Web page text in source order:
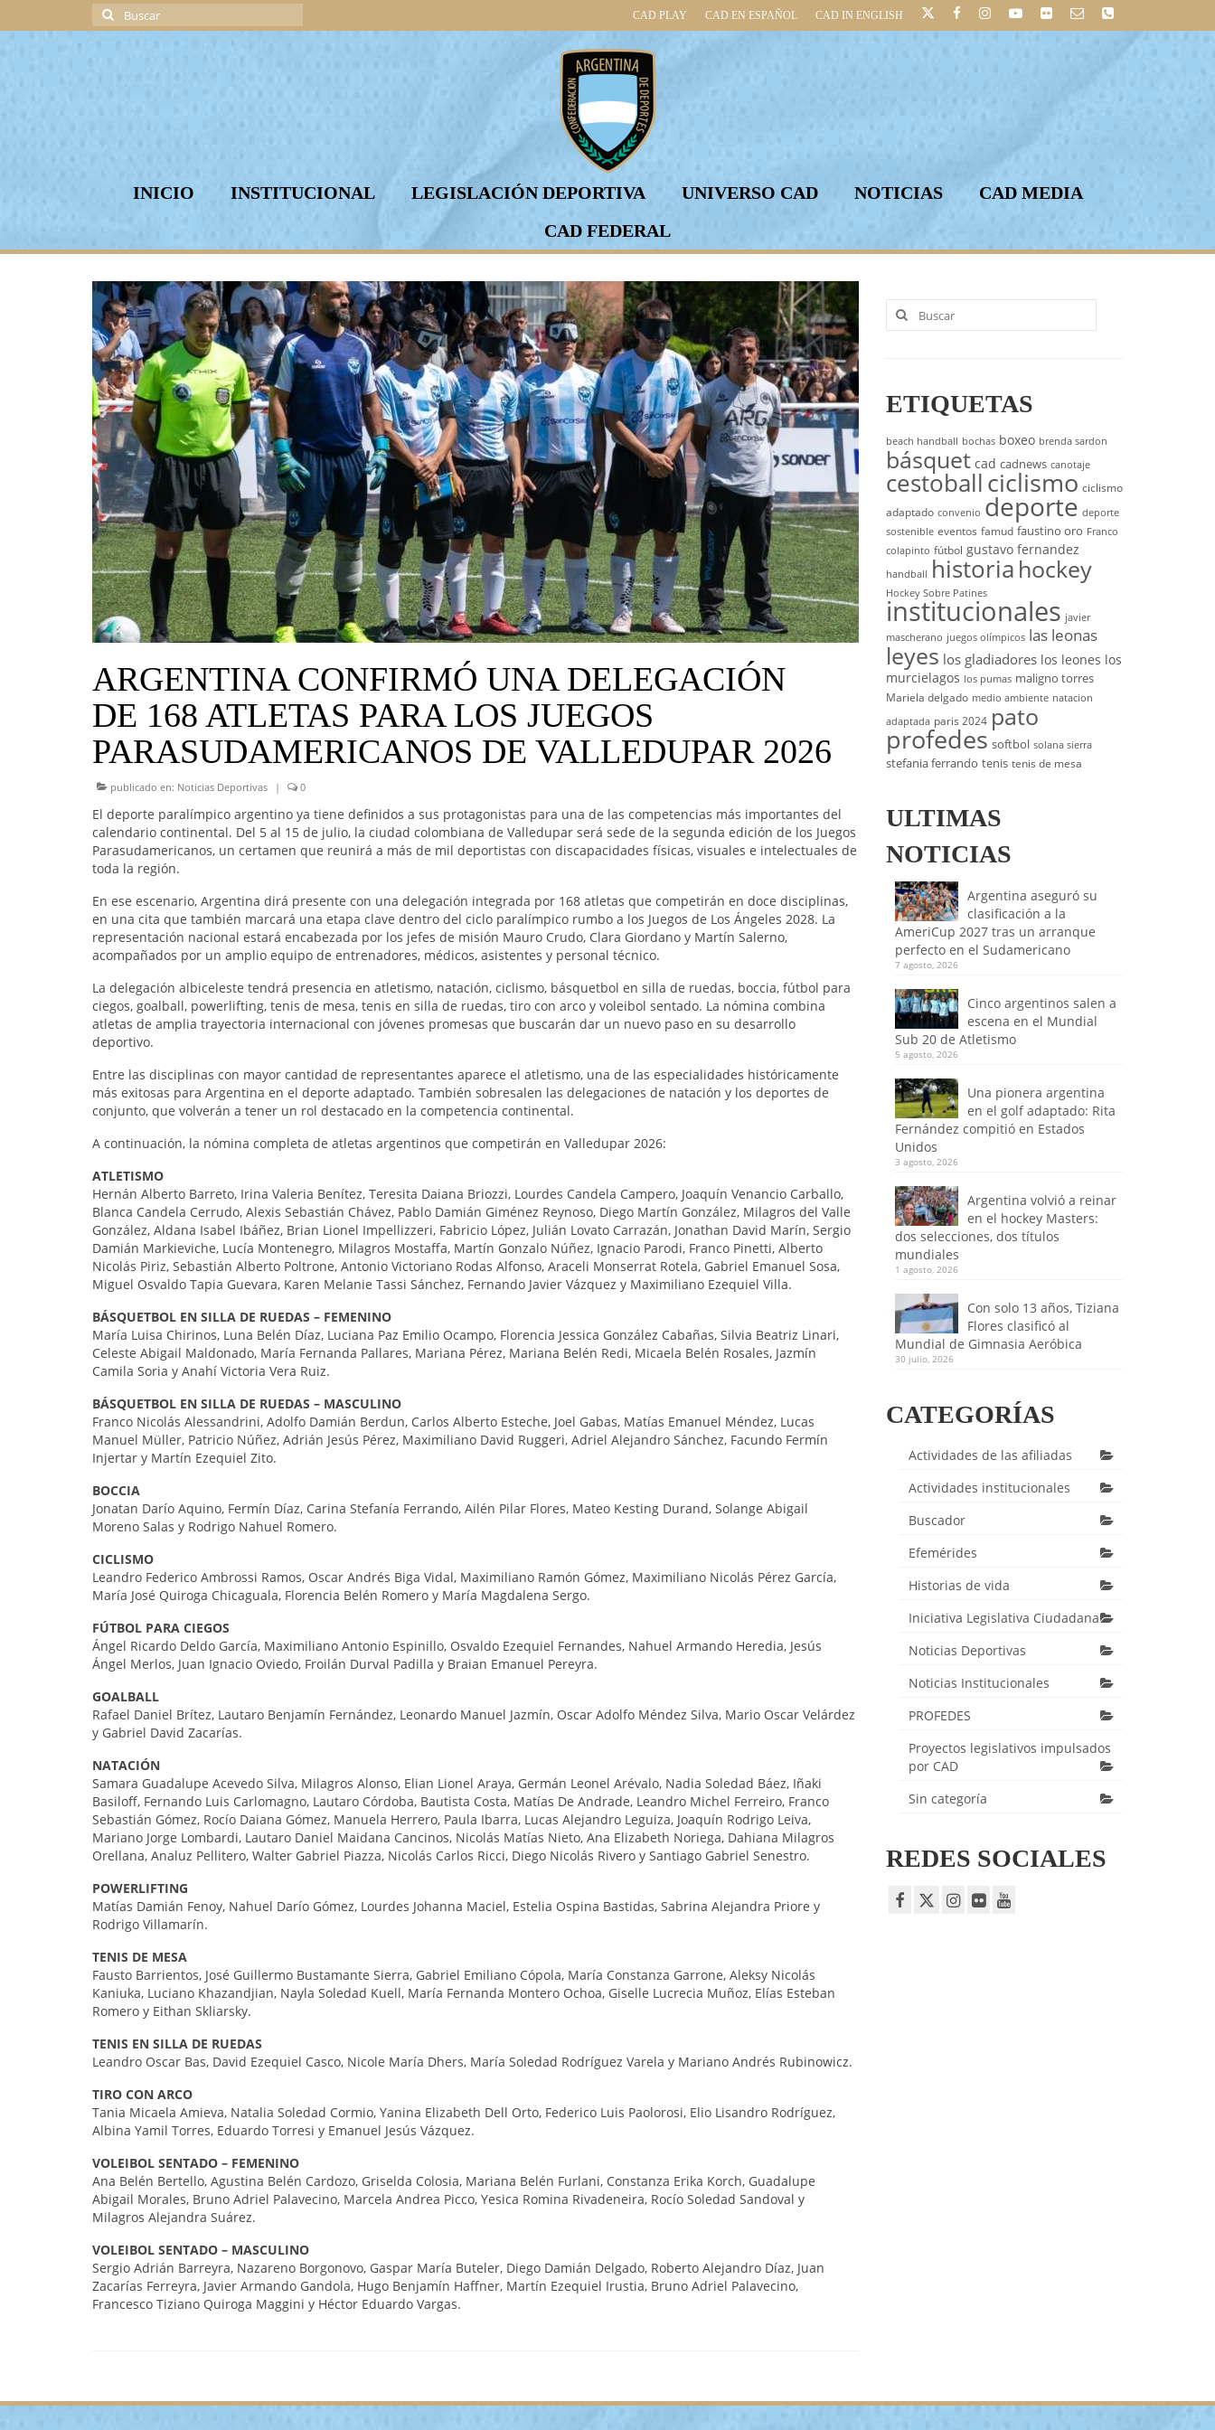
CAD PLAY CAD EN ESPAÑOL CAD IN ENGLISH
Buscar
por:
INICIO INSTITUCIONAL LEGISLACIÓN DEPORTIVA UNIVERSO CAD NOTICIAS
CAD MEDIA
CAD FEDERAL
ARGENTINA CONFIRMÓ UNA DELEGACIÓN
DE 168 ATLETAS PARA LOS JUEGOS
PARASUDAMERICANOS DE VALLEDUPAR 2026
publicado en: Noticias Deportivas | 0
El deporte paralímpico argentino ya tiene definidos a sus protagonistas para una de las competencias más importantes del
calendario continental. Del 5 al 15 de julio, la ciudad colombiana de Valledupar será sede de la segunda edición de los Juegos
Parasudamericanos, un certamen que reunirá a más de mil deportistas con discapacidades físicas, visuales e intelectuales de
toda la región.
En ese escenario, Argentina dirá presente con una delegación integrada por 168 atletas que competirán en doce disciplinas,
en una cita que también marcará una etapa clave dentro del ciclo paralímpico rumbo a los Juegos de Los Ángeles 2028. La
representación nacional estará encabezada por los jefes de misión Mauro Crudo, Clara Giordano y Martín Salerno,
acompañados por un amplio equipo de entrenadores, médicos, asistentes y personal técnico.
La delegación albiceleste tendrá presencia en atletismo, natación, ciclismo, básquetbol en silla de ruedas, boccia, fútbol para
ciegos, goalball, powerlifting, tenis de mesa, tenis en silla de ruedas, tiro con arco y voleibol sentado. La nómina combina
atletas de amplia trayectoria internacional con jóvenes promesas que buscarán dar un nuevo paso en su desarrollo
deportivo.
Entre las disciplinas con mayor cantidad de representantes aparece el atletismo, una de las especialidades históricamente
más exitosas para Argentina en el deporte adaptado. También sobresalen las delegaciones de natación y los deportes de
conjunto, que volverán a tener un rol destacado en la competencia continental.
A continuación, la nómina completa de atletas argentinos que competirán en Valledupar 2026:
ATLETISMO
Hernán Alberto Barreto, Irina Valeria Benítez, Teresita Daiana Briozzi, Lourdes Candela Campero, Joaquín Venancio Carballo,
Blanca Candela Cerrudo, Alexis Sebastián Chávez, Pablo Damián Giménez Reynoso, Diego Martín González, Milagros del Valle
González, Aldana Isabel Ibáñez, Brian Lionel Impellizzeri, Fabricio López, Julián Lovato Carrazán, Jonathan David Marín, Sergio
Damián Markieviche, Lucía Montenegro, Milagros Mostaffa, Martín Gonzalo Núñez, Ignacio Parodi, Franco Pinetti, Alberto
Nicolás Piriz, Sebastián Alberto Poltrone, Antonio Victoriano Rodas Alfonso, Araceli Monserrat Rotela, Gabriel Emanuel Sosa,
Miguel Osvaldo Tapia Guevara, Karen Melanie Tassi Sánchez, Fernando Javier Vázquez y Maximiliano Ezequiel Villa.
BÁSQUETBOL EN SILLA DE RUEDAS – FEMENINO
María Luisa Chirinos, Luna Belén Díaz, Luciana Paz Emilio Ocampo, Florencia Jessica González Cabañas, Silvia Beatriz Linari,
Celeste Abigail Maldonado, María Fernanda Pallares, Mariana Pérez, Mariana Belén Redi, Micaela Belén Rosales, Jazmín
Camila Soria y Anahí Victoria Vera Ruiz.
BÁSQUETBOL EN SILLA DE RUEDAS – MASCULINO
Franco Nicolás Alessandrini, Adolfo Damián Berdun, Carlos Alberto Esteche, Joel Gabas, Matías Emanuel Méndez, Lucas
Manuel Müller, Patricio Núñez, Adrián Jesús Pérez, Maximiliano David Ruggeri, Adriel Alejandro Sánchez, Facundo Fermín
Injertar y Martín Ezequiel Zito.
BOCCIA
Jonatan Darío Aquino, Fermín Díaz, Carina Stefanía Ferrando, Ailén Pilar Flores, Mateo Kesting Durand, Solange Abigail
Moreno Salas y Rodrigo Nahuel Romero.
CICLISMO
Leandro Federico Ambrossi Ramos, Oscar Andrés Biga Vidal, Maximiliano Ramón Gómez, Maximiliano Nicolás Pérez García,
María José Quiroga Chicaguala, Florencia Belén Romero y María Magdalena Sergo.
FÚTBOL PARA CIEGOS
Ángel Ricardo Deldo García, Maximiliano Antonio Espinillo, Osvaldo Ezequiel Fernandes, Nahuel Armando Heredia, Jesús
Ángel Merlos, Juan Ignacio Oviedo, Froilán Durval Padilla y Braian Emanuel Pereyra.
GOALBALL
Rafael Daniel Brítez, Lautaro Benjamín Fernández, Leonardo Manuel Jazmín, Oscar Adolfo Méndez Silva, Mario Oscar Velárdez
y Gabriel David Zacarías.
NATACIÓN
Samara Guadalupe Acevedo Silva, Milagros Alonso, Elian Lionel Araya, Germán Leonel Arévalo, Nadia Soledad Báez, Iñaki
Basiloff, Fernando Luis Carlomagno, Lautaro Córdoba, Bautista Costa, Matías De Andrade, Leandro Michel Ferreiro, Franco
Sebastián Gómez, Rocío Daiana Gómez, Manuela Herrero, Paula Ibarra, Lucas Alejandro Leguiza, Joaquín Rodrigo Leiva,
Mariano Jorge Lombardi, Lautaro Daniel Maidana Cancinos, Nicolás Matías Nieto, Ana Elizabeth Noriega, Dahiana Milagros
Orellana, Analuz Pellitero, Walter Gabriel Piazza, Nicolás Carlos Ricci, Diego Nicolás Rivero y Santiago Gabriel Senestro.
POWERLIFTING
Matías Damián Fenoy, Nahuel Darío Gómez, Lourdes Johanna Maciel, Estelia Ospina Bastidas, Sabrina Alejandra Priore y
Rodrigo Villamarín.
TENIS DE MESA
Fausto Barrientos, José Guillermo Bustamante Sierra, Gabriel Emiliano Cópola, María Constanza Garrone, Aleksy Nicolás
Kaniuka, Luciano Khazandjian, Nayla Soledad Kuell, María Fernanda Montero Ochoa, Giselle Lucrecia Muñoz, Elías Esteban
Romero y Eithan Skliarsky.
TENIS EN SILLA DE RUEDAS
Leandro Oscar Bas, David Ezequiel Casco, Nicole María Dhers, María Soledad Rodríguez Varela y Mariano Andrés Rubinowicz.
TIRO CON ARCO
Tania Micaela Amieva, Natalia Soledad Cormio, Yanina Elizabeth Dell Orto, Federico Luis Paolorosi, Elio Lisandro Rodríguez,
Albina Yamil Torres, Eduardo Torresi y Emanuel Jesús Vázquez.
VOLEIBOL SENTADO – FEMENINO
Ana Belén Bertello, Agustina Belén Cardozo, Griselda Colosia, Mariana Belén Furlani, Constanza Erika Korch, Guadalupe
Abigail Morales, Bruno Adriel Palavecino, Marcela Andrea Picco, Yesica Romina Rivadeneira, Rocío Soledad Sandoval y
Milagros Alejandra Suárez.
VOLEIBOL SENTADO – MASCULINO
Sergio Adrián Barreyra, Nazareno Borgonovo, Gaspar María Buteler, Diego Damián Delgado, Roberto Alejandro Díaz, Juan
Zacarías Ferreyra, Javier Armando Gandola, Hugo Benjamín Haffner, Martín Ezequiel Irustia, Bruno Adriel Palavecino,
Francesco Tiziano Quiroga Maggini y Héctor Eduardo Vargas.
Buscar
por:
ETIQUETAS
beach handball bochas boxeo brenda sardon
básquet cad cadnews canotaje
cestoballciclismo ciclismo
adaptado convenio deporte deporte
sostenible eventos famud faustino oro Franco
colapinto fútbol gustavo fernandez
handball historia hockey
Hockey Sobre Patines
institucionales javier
mascherano juegos olímpicos las leonas
leyes los gladiadores los leones los
murcielagos los pumas maligno torres
Mariela delgado medio ambiente natacion
adaptada paris 2024 pato
profedes softbol solana sierra
stefania ferrando tenis tenis de mesa
ULTIMAS
NOTICIAS
Argentina aseguró su
clasificación a la
AmeriCup 2027 tras un arranque
perfecto en el Sudamericano
7 agosto, 2026
Cinco argentinos salen a
escena en el Mundial
Sub 20 de Atletismo
5 agosto, 2026
Una pionera argentina
en el golf adaptado: Rita
Fernández compitió en Estados
Unidos
3 agosto, 2026
Argentina volvió a reinar
en el hockey Masters:
dos selecciones, dos títulos
mundiales
1 agosto, 2026
Con solo 13 años, Tiziana
Flores clasificó al
Mundial de Gimnasia Aeróbica
30 julio, 2026
CATEGORÍAS
Actividades de las afiliadas
Actividades institucionales
Buscador
Efemérides
Historias de vida
Iniciativa Legislativa Ciudadana
Noticias Deportivas
Noticias Institucionales
PROFEDES
Proyectos legislativos impulsados
por CAD
Sin categoría
REDES SOCIALES